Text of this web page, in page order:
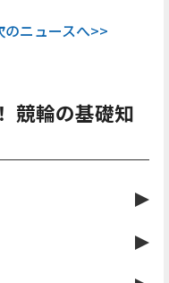
のニュースへ>>
競輪の基礎知